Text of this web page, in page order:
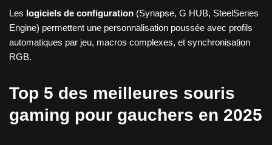
Les logiciels de configuration (Synapse, G HUB, SteelSeries
Engine) permettent une personnalisation poussée avec profils
automatiques par jeu, macros complexes, et synchronisation
RGB.
Top 5 des meilleures souris
gaming pour gauchers en 2025